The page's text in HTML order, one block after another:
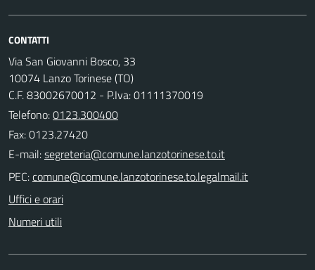
CONTATTI
Via San Giovanni Bosco, 33
10074 Lanzo Torinese (TO)
C.F. 83002670012 - P.Iva: 01111370019
Telefono:0123.300400
Fax: 0123.27420
E-mail:
PEC:
Uffici e orari
Numeri utili